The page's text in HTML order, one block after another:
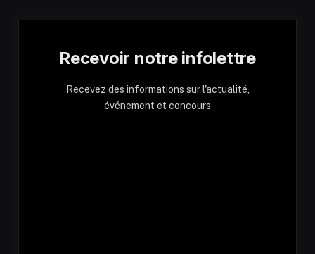
Recevoir notre infolettre
Recevez des informations sur l'actualité,
événement et concours